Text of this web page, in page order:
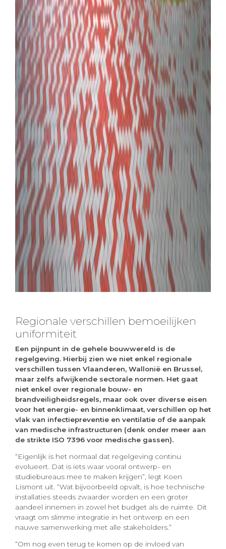
Regionale verschillen bemoeilijken
uniformiteit
Een pijnpunt in de gehele bouwwereld is de
regelgeving. Hierbij zien we niet enkel regionale
verschillen tussen Vlaanderen, Wallonië en Brussel,
maar zelfs afwijkende sectorale normen. Het gaat
niet enkel over regionale bouw- en
brandveiligheidsregels, maar ook over diverse eisen
voor het energie- en binnenklimaat, verschillen op het
vlak van infectiepreventie en ventilatie of de aanpak
van medische infrastructuren (denk onder meer aan
de strikte ISO 7396 voor medische gassen).
“Eigenlijk is het normaal dat regelgeving continu
evolueert. Dat is iets waar vooral ontwerp- en
studiebureaus mee te maken krijgen”, legt Koen
Lismont uit. “Wat bijvoorbeeld opvalt, is hoe technische
installaties steeds zwaarder worden en een groter
aandeel innemen in zowel het budget als de ruimte. Dit
vraagt om slimme integratie in het ontwerp en een
nauwe samenwerking met alle stakeholders.”
“Om nog even terug te komen op de invloed van